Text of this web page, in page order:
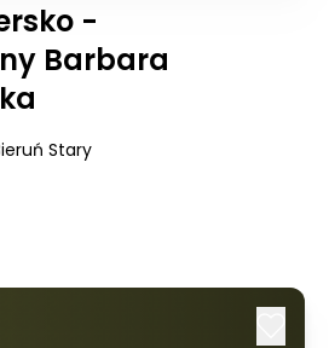
-
Barbara
Stary